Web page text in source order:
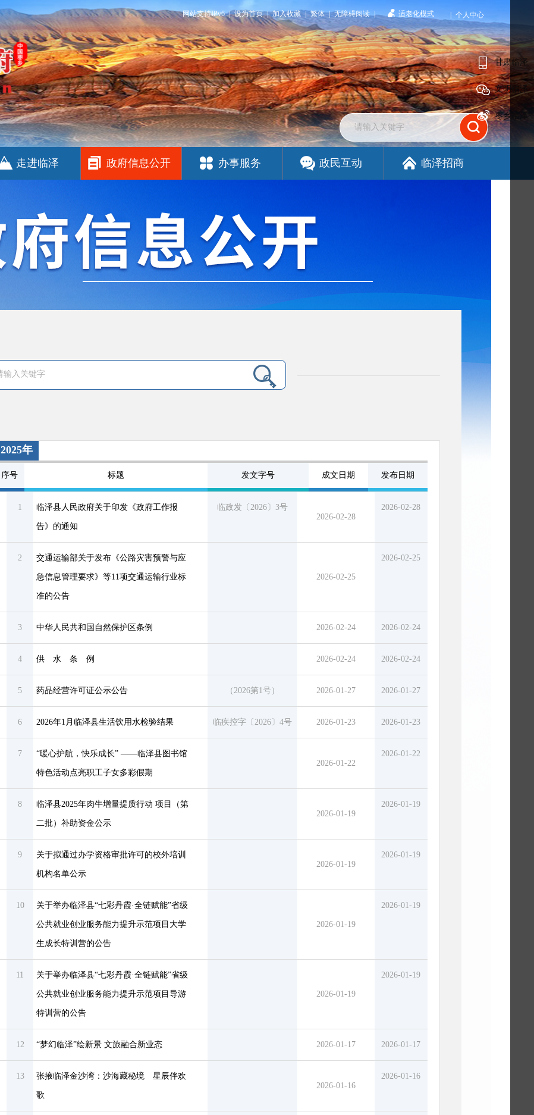
网站支持IPv6 | 设为首页 | 加入收藏 | 繁体 | 无障碍阅读 | 适老化模式 个人中心
走进临泽 政府信息公开 办事服务 政民互动 临泽招商
2025年
序号 标题 发文字号 成文日期 发布日期
1 临泽县人民政府关于印发《政府工作报
告》的通知
临政发〔2026〕3号
2026-02-28
2026-02-28
2 交通运输部关于发布《公路灾害预警与应
急信息管理要求》等11项交通运输行业标
准的公告
2026-02-25
2026-02-25
3 中华人民共和国自然保护区条例 2026-02-24 2026-02-24
4 供 水 条 例 2026-02-24 2026-02-24
5 药品经营许可证公示公告 （2026第1号） 2026-01-27 2026-01-27
6 2026年1月临泽县生活饮用水检验结果 临疾控字〔2026〕4号 2026-01-23 2026-01-23
7 “暖心护航，快乐成长” ——临泽县图书馆
特色活动点亮职工子女多彩假期
2026-01-22
2026-01-22
8 临泽县2025年肉牛增量提质行动 项目（第
二批）补助资金公示
2026-01-19
2026-01-19
9 关于拟通过办学资格审批许可的校外培训
机构名单公示
2026-01-19
2026-01-19
10 关于举办临泽县“七彩丹霞·全链赋能”省级
公共就业创业服务能力提升示范项目大学
生成长特训营的公告
2026-01-19
2026-01-19
11 关于举办临泽县“七彩丹霞·全链赋能”省级
公共就业创业服务能力提升示范项目导游
特训营的公告
2026-01-19
2026-01-19
12 “梦幻临泽”绘新景 文旅融合新业态 2026-01-17 2026-01-17
13 张掖临泽金沙湾：沙海藏秘境 星辰伴欢
歌
2026-01-16
2026-01-16
甘肃临泽
文明临泽
枣乡临泽